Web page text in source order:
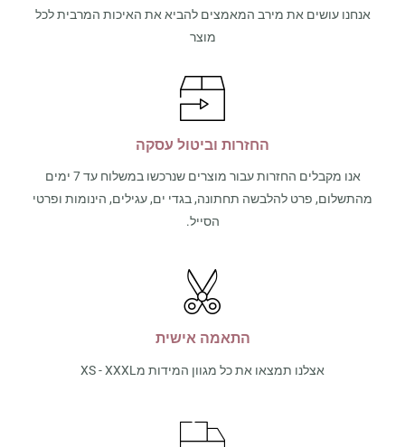
אנחנו עושים את מירב המאמצים להביא את האיכות המרבית לכל
מוצר
החזרות וביטול עסקה
אנו מקבלים החזרות עבור מוצרים שנרכשו במשלוח עד 7 ימים
מהתשלום, פרט להלבשה תחתונה, בגדי ים, עגילים, הינומות ופרטי
הסייל.
התאמה אישית
אצלנו תמצאו את כל מגוון המידות מXS - XXXL